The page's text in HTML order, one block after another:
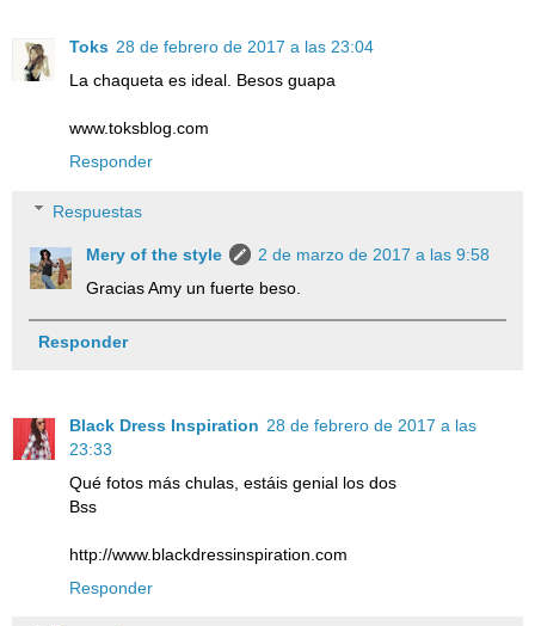
Toks 28 de febrero de 2017 a las 23:04
La chaqueta es ideal. Besos guapa
www.toksblog.com
Responder
Respuestas
Mery of the style
2 de marzo de 2017 a las 9:58
Gracias Amy un fuerte beso.
Responder
Black Dress Inspiration 28 de febrero de 2017 a las
23:33
Qué fotos más chulas, estáis genial los dos
Bss
http://www.blackdressinspiration.com
Responder